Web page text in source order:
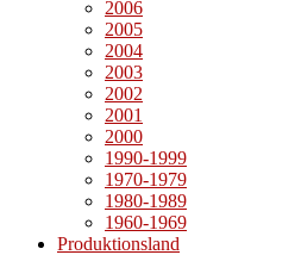
2006
2005
2004
2003
2002
2001
2000
1990-1999
1970-1979
1980-1989
1960-1969
Produktionsland